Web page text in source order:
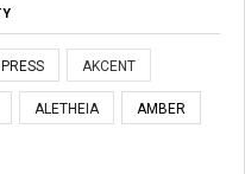
AKCENT
ALETHEIA AMBER